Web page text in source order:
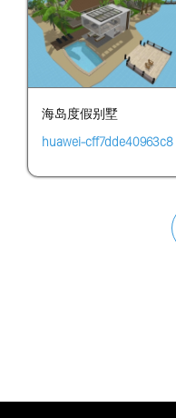
海岛度假别墅
huawei-cff7dde40963c8